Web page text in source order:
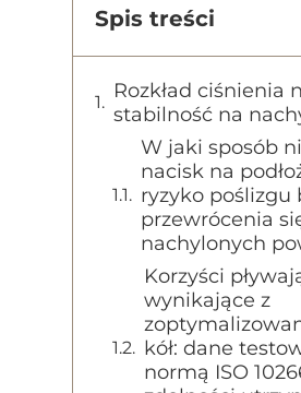
Spis treści
Rozkład ciśnienia
stabilność na
W jaki sposób
nacisk na
ryzyko poślizgu
przewrócenia
nachylonych
Korzyści
wynikające z
kół: dane
normą ISO